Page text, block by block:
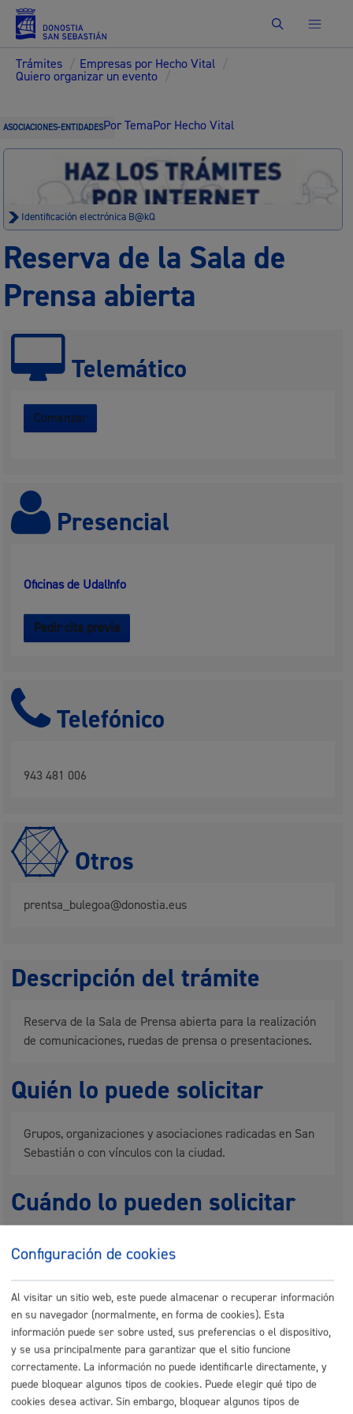
Buscar
Trámites / Empresas por Hecho Vital /
Quiero organizar un evento /
ASOCIACIONES-ENTIDADESPor TemaPor Hecho Vital
Identificación electrónica B@kQ
Reserva de la Sala de
Prensa abierta
Telemático
Comenzar
Presencial
Oficinas de Udal!nfo
Pedir cita previa
Telefónico
943 481 006
Otros
prentsa_bulegoa@donostia.eus
Descripción del trámite
Reserva de la Sala de Prensa abierta para la realización
de comunicaciones, ruedas de prensa o presentaciones.
Quién lo puede solicitar
Grupos, organizaciones y asociaciones radicadas en San
Sebastián o con vínculos con la ciudad.
Cuándo lo pueden solicitar
Durante todo el año
Documentación necesaria
Al realizar la solicitud, facilitar los siguientes datos:
- teléfono
- correo electrónico de contacto
- identificar a una persona responsable del acto
Configuración de cookies
Al visitar un sitio web, este puede almacenar o recuperar información
en su navegador (normalmente, en forma de cookies). Esta
información puede ser sobre usted, sus preferencias o el dispositivo,
y se usa principalmente para garantizar que el sitio funcione
correctamente. La información no puede identificarle directamente, y
puede bloquear algunos tipos de cookies. Puede elegir qué tipo de
cookies desea activar. Sin embargo, bloquear algunos tipos de